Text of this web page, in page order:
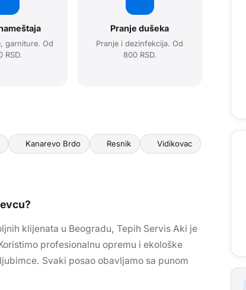
garniture. Od
RSD.
Pranje dušeka
Pranje i dezinfekcija. Od
800 RSD.
Kanarevo Brdo Resnik Vidikovac
?
klijenata u Beogradu, Tepih Servis Aki je
profesionalnu opremu i ekološke
Svaki posao obavljamo sa punom